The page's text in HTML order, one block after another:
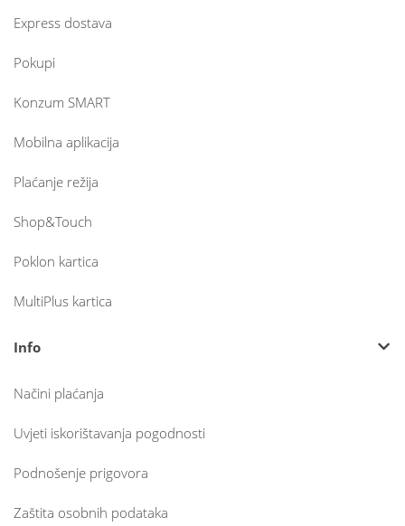
Express dostava
Pokupi
Konzum SMART
Mobilna aplikacija
Plaćanje režija
Shop&Touch
Poklon kartica
MultiPlus kartica
Info
Načini plaćanja
Uvjeti iskorištavanja pogodnosti
Podnošenje prigovora
Zaštita osobnih podataka